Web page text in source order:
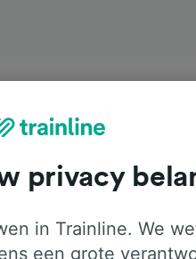
privacy
in Trainline. We
een grote